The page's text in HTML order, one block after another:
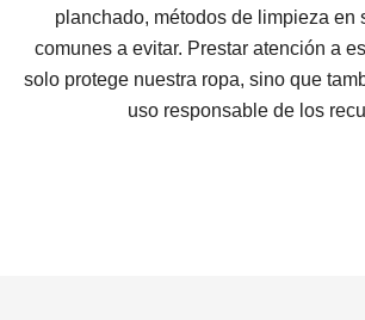
planchado, métodos de limpieza en
comunes a evitar. Prestar atención a
solo protege nuestra ropa, sino que
uso responsable de los